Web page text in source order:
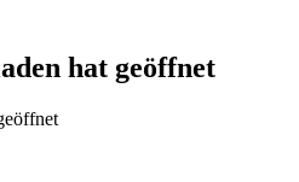
hat geöffnet